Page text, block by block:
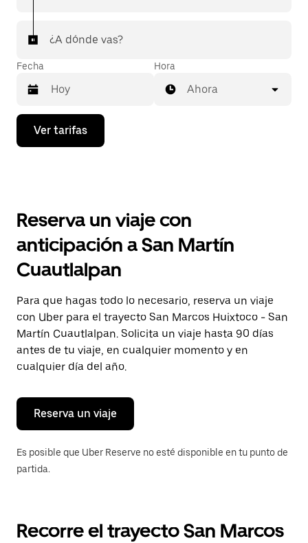
¿A dónde vas?
Fecha
Presiona
flecha
el
y
selecciona
una
Presiona
la
tecla Esc
para
cerrar
el
calendario.
Hora
Ahora
Ver tarifas
Reserva un viaje con
anticipación a San Martín
Cuautlalpan
Para que hagas todo lo necesario, reserva un viaje
con Uber para el trayecto San Marcos Huixtoco - San
Martín Cuautlalpan. Solicita un viaje hasta 90 días
antes de tu viaje, en cualquier momento y en
cualquier día del año.
Reserva un viaje
Es posible que Uber Reserve no esté disponible en tu punto de
partida.
Recorre el trayecto San Marcos